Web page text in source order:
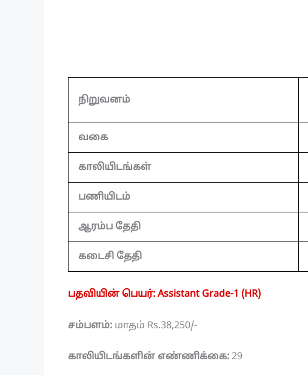
நிறுவனம்
வகை
காலியிடங்கள்
பணியிடம்
ஆரம்ப தேதி
கடைசி தேதி
பதவியின் பெயர்: Assistant Grade-1 (HR)
சம்பளம்: மாதம் Rs.38,250/-
காலியிடங்களின் எண்ணிக்கை: 29